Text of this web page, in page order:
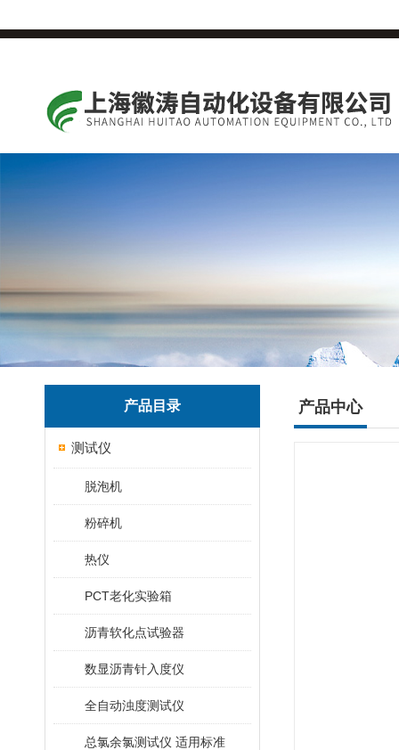
产品目录
测试仪
脱泡机
粉碎机
热仪
PCT老化实验箱
沥青软化点试验器
数显沥青针入度仪
全自动浊度测试仪
总氯余氯测试仪 适用标准
产品中心